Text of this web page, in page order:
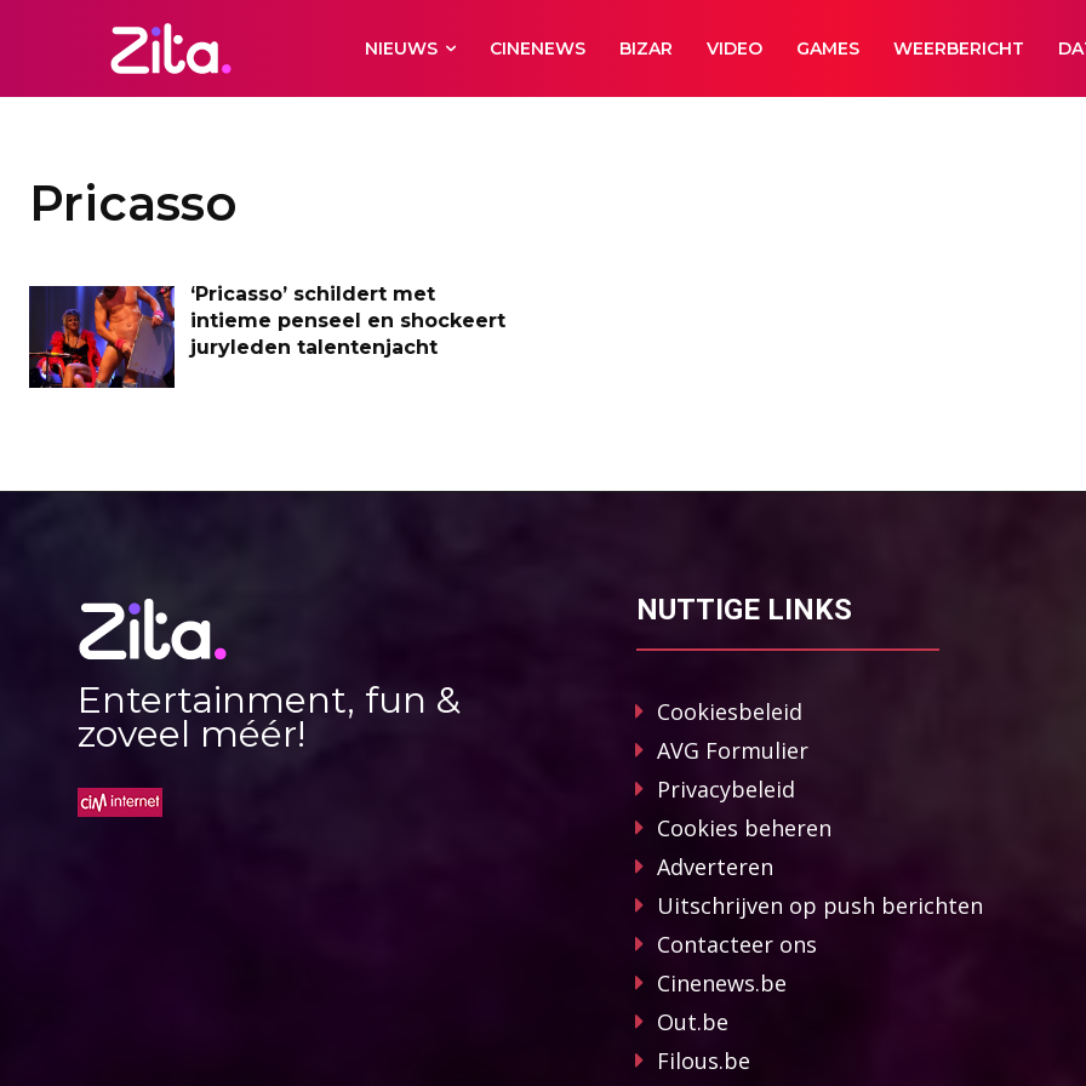
NIEUWS CINENEWS BIZAR VIDEO GAMES WEERBERICHT
Pricasso
‘Pricasso’ schildert met
intieme penseel en shockeert
juryleden talentenjacht
Entertainment, fun &
zoveel méér!
NUTTIGE LINKS
Cookiesbeleid
AVG Formulier
Privacybeleid
Cookies beheren
Adverteren
Uitschrijven op push berichten
Contacteer ons
Cinenews.be
Out.be
Filous.be